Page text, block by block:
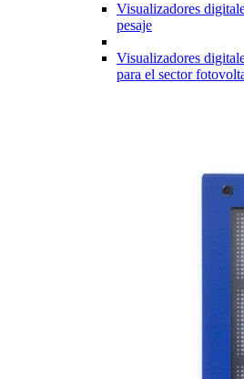
Visualizadores
pesaje
Visualizadores
para el sector